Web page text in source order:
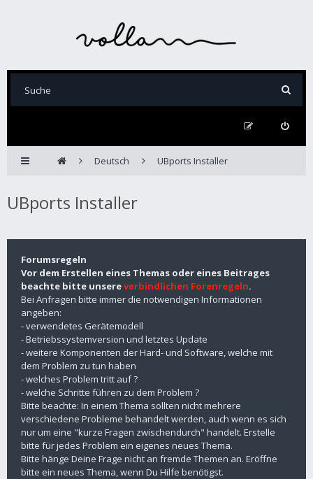
Deutsch UBports Installer
UBports Installer
Forumsregeln
Vor dem Erstellen eines Themas oder eines Beitrages
beachte bitte unsereverbindlichen Forenregeln.
Bei Anfragen bitte immer die notwendigen Informationen
angeben:
- verwendetes Gerätemodell
- Betriebssystemversion und letztes Update
- weitere Komponenten der Hard- und Software, welche mit
dem Problem zu tun haben
- welches Problem tritt auf ?
- welche Schritte führen zu dem Problem ?
Bitte beachte: In einem Thema sollten nicht mehrere
verschiedene Probleme behandelt werden, auch wenn es sich
nur um eine "kurze Fragen zwischendurch" handelt. Erstelle
bitte für jedes Problem ein eigenes neues Thema.
Bitte hänge Deine Frage nicht an fremde Themen an. Eröffne
bitte ein neues Thema, wenn Du Hilfe benötigst.